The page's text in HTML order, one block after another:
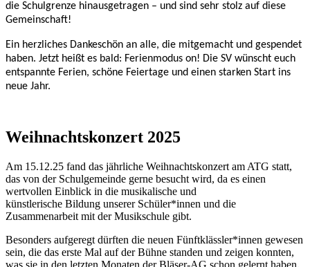
die Schulgrenze hinausgetragen – und sind sehr stolz auf diese
Gemeinschaft!
Ein herzliches Dankeschön an alle, die mitgemacht und gespendet
haben. Jetzt heißt es bald: Ferienmodus on! Die SV wünscht euch
entspannte Ferien, schöne Feiertage und einen starken Start ins
neue Jahr.
Weihnachtskonzert 2025
Am 15.12.25 fand das jährliche Weihnachtskonzert am ATG statt,
das von der Schulgemeinde gerne besucht wird, da es einen
wertvollen Einblick in die musikalische und
künstlerische Bildung unserer Schüler*innen und die
Zusammenarbeit mit der Musikschule gibt.
Besonders aufgeregt dürften die neuen Fünftklässler*innen gewesen
sein, die das erste Mal auf der Bühne standen und zeigen konnten,